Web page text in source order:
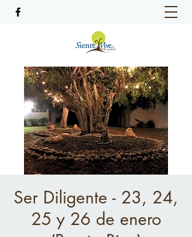
Ser Diligente - 23, 24,
25 y 26 de enero